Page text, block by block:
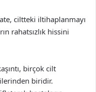
ciltteki iltihaplanmayı
rahatsızlık hissini
birçok cilt
biridir.